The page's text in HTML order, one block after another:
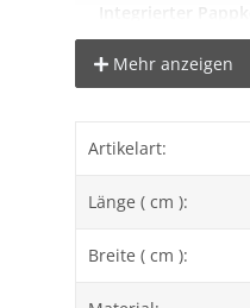
Integrierter
Wichtige
Hinweise zur
Dieser Artikel wird
Mehr anzeigen
Artikelart:
Länge ( cm ):
Breite ( cm ):